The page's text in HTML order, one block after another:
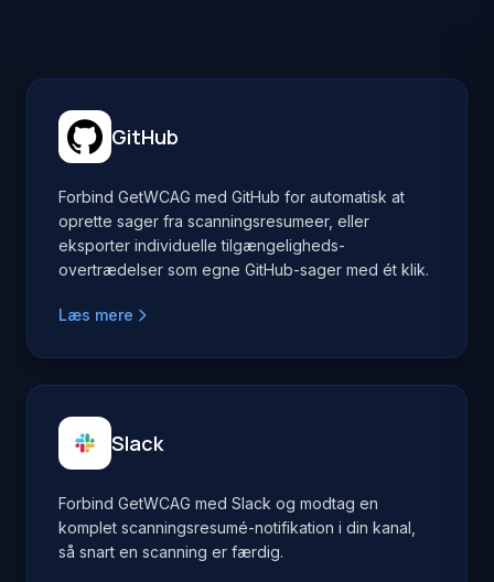
GitHub
Forbind GetWCAG med GitHub for automatisk at
oprette sager fra scanningsresumeer, eller
eksporter individuelle tilgængeligheds-
overtrædelser som egne GitHub-sager med ét klik.
Læs mere
Slack
Forbind GetWCAG med Slack og modtag en
komplet scanningsresumé-notifikation i din kanal,
så snart en scanning er færdig.